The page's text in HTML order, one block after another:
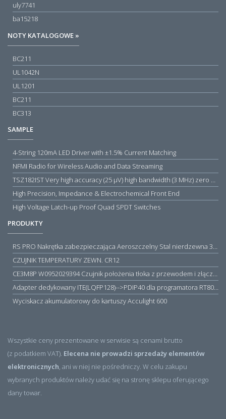
uly7741
ba15218
NOTY KATALOGOWE »
BC211
UL1042N
UL1201
BC211
BC313
SAMPLE
4-String 120mA LED Driver with ±1.5% Current Matching
NFMI Radio for Wireless Audio and Data Streaming
TSZ182IST Very high accuracy (25 µV) high bandwidth (3 MHz) zero drift 5 V operational amplifiers
High Precision, Impedance & Electrochemical Front End
High Voltage Latch-up Proof Quad SPDT Switches
PRODUKTY
RS PRO Nakrętka zabezpieczająca Aeroszczelny Stal nierdzewna 316 Zwykłe
CZUJNIK TEMPERATURY ZEWN. CR12
CE3M8P W0952029394 Czujnik położenia tłoka z przewodem i złączem M8, PNP NO, 10...30VDC, 100mA, METALWORK, METAL WORK jak MZT1-0
Adapter dedykowany ITE(LQFP128)-->PDIP40 dla programatora RT809H/RT809F (simple)
Wyciskacz akumulatorowy do kartuszy Acculight 600
Wszystkie ceny prezentowane w serwisie są cenami brutto
(z podatkiem VAT). Elecena nie prowadzi sprzedaży elementów
elektronicznych, ani w niej nie pośredniczy. W celu zakupu
wybranych produktów należy udać się na stronę sklepu oferującego
dany towar.